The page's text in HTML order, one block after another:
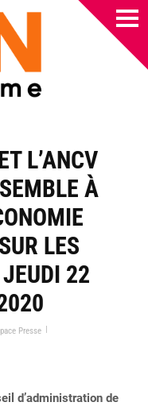
L’ANCV
À
LES
22
Presse |
d’administration de